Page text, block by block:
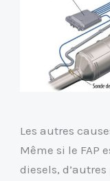
Les autres
Même si le FAP
diesels,